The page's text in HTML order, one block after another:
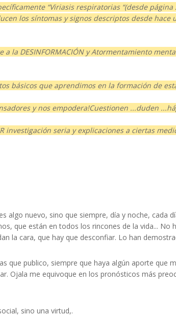
“Viriasis respiratorias “(desde
los síntomas y signos descriptos desde hace
la DESINFORMACIÓN y Atormentamiento
básicos que aprendimos en la formación de
y nos empodera!Cuestionen ...duden
investigación seria y explicaciones a ciertas
algo nuevo, sino que siempre, día y noche, cada
que están en todos los rincones de la vida... No
la cara, que hay que desconfiar. Lo han
que publico, siempre que haya algún aporte que
Ojala me equivoque en los pronósticos más
sino una virtud,.